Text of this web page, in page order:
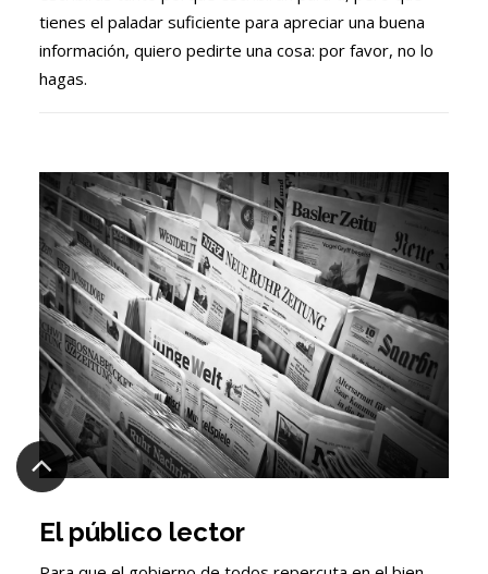
tienes el paladar suficiente para apreciar una buena
información, quiero pedirte una cosa: por favor, no lo
hagas.
El público lector